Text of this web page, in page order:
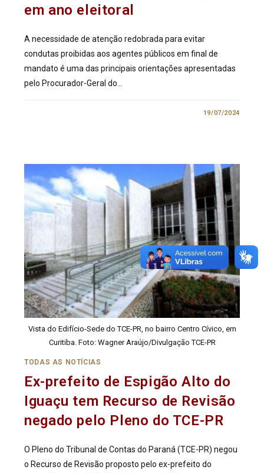
em ano eleitoral
A necessidade de atenção redobrada para evitar
condutas proibidas aos agentes públicos em final de
mandato é uma das principais orientações apresentadas
pelo Procurador-Geral do…
19/07/2024
Vista do Edifício-Sede do TCE-PR, no bairro Centro Cívico, em
Curitiba. Foto: Wagner Araújo/Divulgação TCE-PR
TODAS AS NOTÍCIAS
Ex-prefeito de Espigão Alto do
Iguaçu tem Recurso de Revisão
negado pelo Pleno do TCE-PR
O Pleno do Tribunal de Contas do Paraná (TCE-PR) negou
o Recurso de Revisão proposto pelo ex-prefeito do